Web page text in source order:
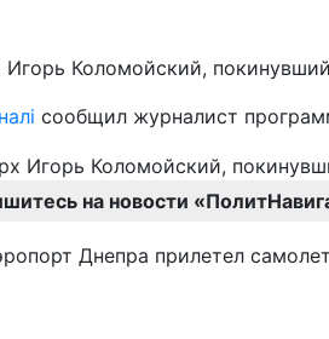
Коломойский,
сообщил журналист
на новости
Днепра прилетел